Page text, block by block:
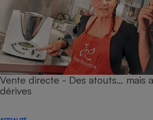
Vente directe - Des atouts… mais
dérives